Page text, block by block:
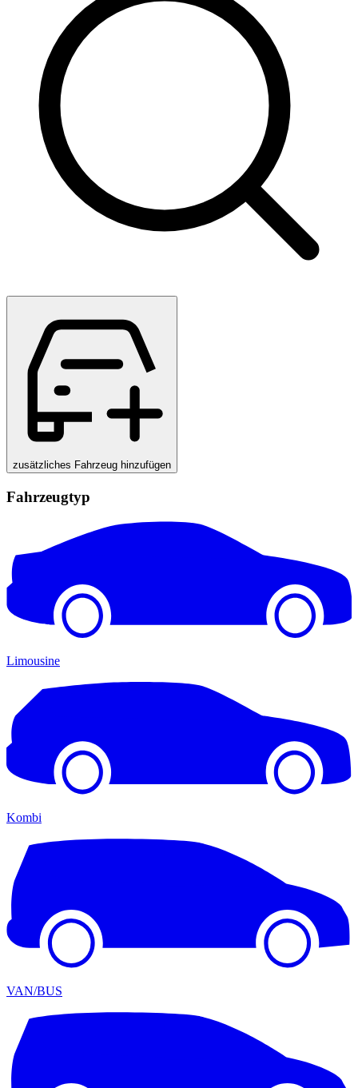
zusätzliches Fahrzeug hinzufügen
Fahrzeugtyp
Limousine
Kombi
VAN/BUS